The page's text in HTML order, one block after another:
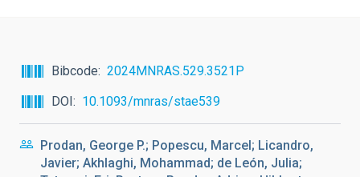
Bibcode
2024MNRAS.529.3521P
DOI
10.1093/mnras/stae539
Prodan, George P.; Popescu, Marcel; Licandro,
Javier; Akhlaghi, Mohammad; de León, Julia;